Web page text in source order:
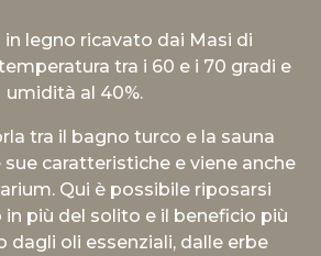
in legno ricavato dai Masi di
tra i 60 e i 70 gradi e
umidità al 40%.
tra il bagno turco e la sauna
caratteristiche e viene anche
Qui è possibile riposarsi
più del solito e il beneficio più
dagli oli essenziali, dalle erbe